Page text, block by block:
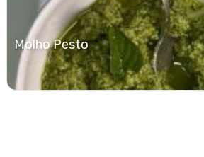
Molho Pesto